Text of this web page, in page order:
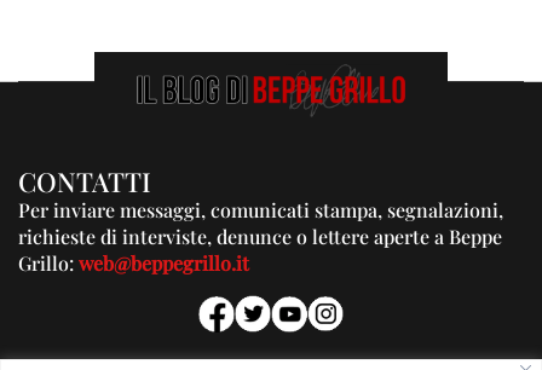
CONTATTI
Per inviare messaggi, comunicati stampa, segnalazioni,
richieste di interviste, denunce o lettere aperte a Beppe
Grillo:web@beppegrillo.it